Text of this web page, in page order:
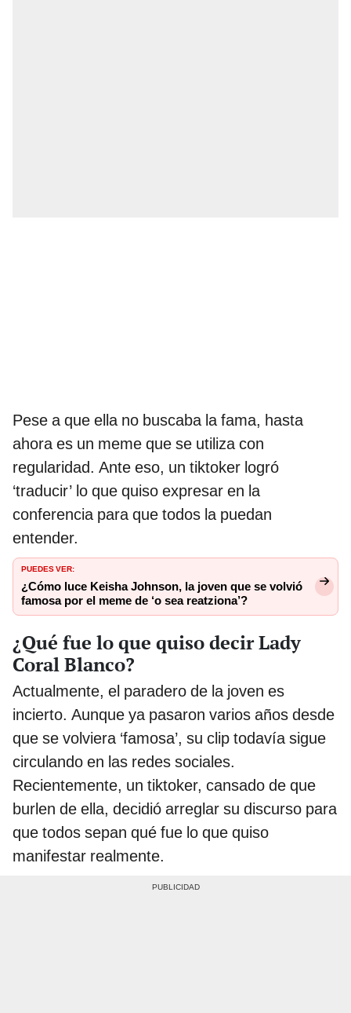
Pese a que ella no buscaba la fama, hasta
ahora es un meme que se utiliza con
regularidad. Ante eso, un tiktoker logró
‘traducir’ lo que quiso expresar en la
conferencia para que todos la puedan
entender.
PUEDES VER:
¿Cómo luce Keisha Johnson, la joven que se volvió
famosa por el meme de ‘o sea reatziona’?
¿Qué fue lo que quiso decir Lady
Coral Blanco?
Actualmente, el paradero de la joven es
incierto. Aunque ya pasaron varios años desde
que se volviera ‘famosa’, su clip todavía sigue
circulando en las redes sociales.
Recientemente, un tiktoker, cansado de que
burlen de ella, decidió arreglar su discurso para
que todos sepan qué fue lo que quiso
manifestar realmente.